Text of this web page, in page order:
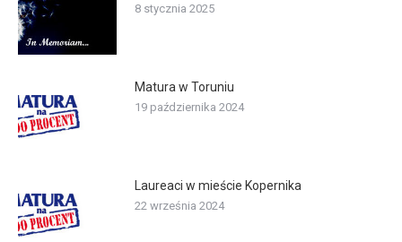
8 stycznia 2025
Matura w Toruniu
19 października 2024
Laureaci w mieście Kopernika
22 września 2024